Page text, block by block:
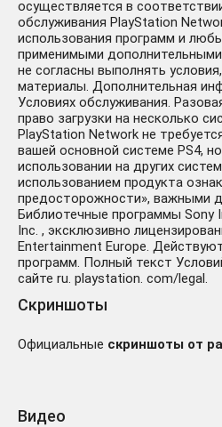
осуществляется в
обслуживания PlayStation
использования программ и
применимыми
не согласны выполнять
материалы. Дополнительная
Условиях обслуживания.
право загрузки на несколько
PlayStation Network не
вашей основной системе PS4,
использовании на других
использованием продукта
предосторожности», важными
Библиотечные программы Sony
Inc. , эксклюзивно
Entertainment Europe.
программ. Полный текст
сайте ru. playstation. com/legal.
Скриншоты
Официальные скриншоты от
Видео